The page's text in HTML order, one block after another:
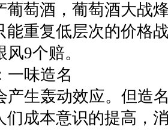
葡萄酒，葡萄酒大战
能重复低层次的价格
9个赔。
味造名
生轰动效应。但造
们成本意识的提高，